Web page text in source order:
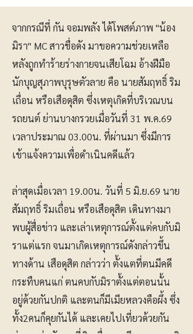
จากกรณีที่ กัน จอมพลัง ได้โพสต์ภาพ "น้อง
มิรา" MC สาวชื่อดัง มาขอความช่วยเหลือ
หลังถูกทำร้ายร่างกายจนเสียโฉม อ้างฝีมือ
นักบุญสุภาพบุรุษตัวลาย คือ นายสัมฤทธิ์ ริม
เถื่อน หรือเสือดุสิต ซึ่งเหตุเกิดที่บริเวณบน
รถยนต์ ย่านบางกรวยเมื่อวันที่ 31 พ.ค.69
เวลาประมาณ 03.00น. ที่ผ่านมา ซึ่งมีการ
เข้าแจ้งความเพื่อดำเนินคดีแล้ว
ล่าสุดเมื่อเวลา 19.00น. วันที่ 5 มิ.ย.69 นาย
สัมฤทธิ์ ริมเถื่อน หรือเสือดุสิต เดินทางมา
พบผู้สื่อข่าว และเล่าเหตุการณ์ตั้งแต่คบกับมิ
ราแต่แรก จนมาเกิดเหตุการณ์ดังกล่าวขึ้น
ทางด้าน เสือดุสิต กล่าวว่า ตั้งแตที่ตนมีคดี
กระทืบคนแก่ ตนคบกับมิราตั้งแต่ตอนนั้น
อยู่ด้วยกันปกติ และตนก็มีเมียหลวงคือผึ้ง ซึ่ง
ทั้ง2คนก็คุยกันได้ และเคยไปเที่ยวด้วยกัน